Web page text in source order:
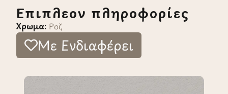
Επιπλέον πληροφορίες
Χρώμα: Ροζ
Με Ενδιαφέρει